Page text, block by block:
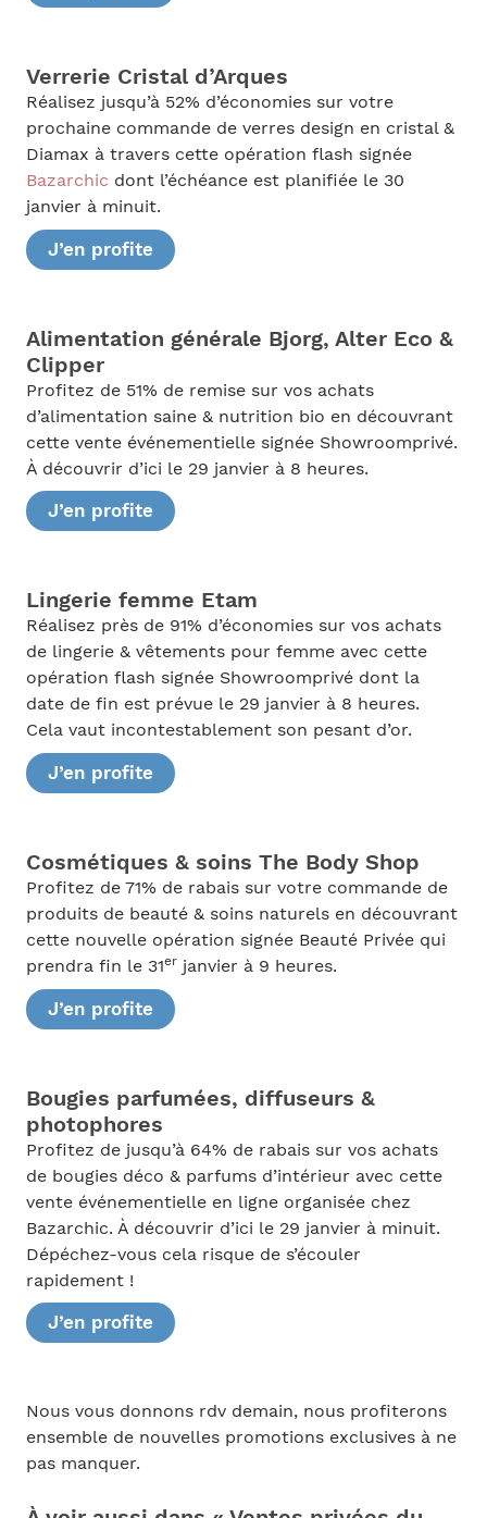
Verrerie Cristal d’Arques
Réalisez jusqu’à 52% d’économies sur votre
prochaine commande de verres design en cristal &
Diamax à travers cette opération flash signée
Bazarchic dont l’échéance est planifiée le 30
janvier à minuit.
J’en profite
Alimentation générale Bjorg, Alter Eco &
Clipper
Profitez de 51% de remise sur vos achats
d’alimentation saine & nutrition bio en découvrant
cette vente événementielle signée Showroomprivé.
À découvrir d’ici le 29 janvier à 8 heures.
J’en profite
Lingerie femme Etam
Réalisez près de 91% d’économies sur vos achats
de lingerie & vêtements pour femme avec cette
opération flash signée Showroomprivé dont la
date de fin est prévue le 29 janvier à 8 heures.
Cela vaut incontestablement son pesant d’or.
J’en profite
Cosmétiques & soins The Body Shop
Profitez de 71% de rabais sur votre commande de
produits de beauté & soins naturels en découvrant
cette nouvelle opération signée Beauté Privée qui
prendra fin le 31erjanvier à 9 heures.
J’en profite
Bougies parfumées, diffuseurs &
photophores
Profitez de jusqu’à 64% de rabais sur vos achats
de bougies déco & parfums d’intérieur avec cette
vente événementielle en ligne organisée chez
Bazarchic. À découvrir d’ici le 29 janvier à minuit.
Dépéchez-vous cela risque de s’écouler
rapidement !
J’en profite
Nous vous donnons rdv demain, nous profiterons
ensemble de nouvelles promotions exclusives à ne
pas manquer.